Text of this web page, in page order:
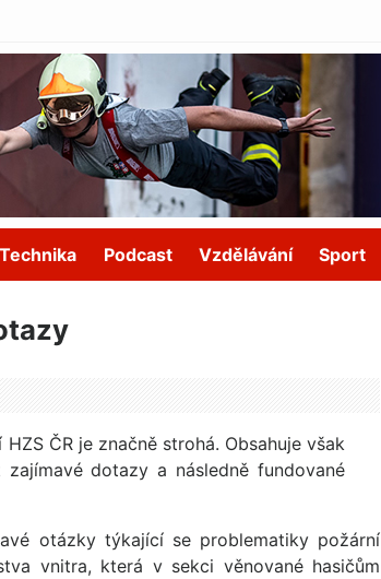
Technika Podcast Vzdělávání Sport
ČR je značně strohá. Obsahuje však
dotazy a následně fundované
otázky týkající se problematiky požární
vnitra, která v sekci věnované hasičům